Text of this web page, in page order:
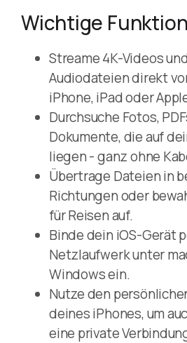
Wichtige
Streame 4K-Videos
Audiodateien direkt
iPhone, iPad oder
Durchsuche Fotos,
Dokumente, die auf
liegen - ganz ohne
Übertrage Dateien in
Richtungen oder
für Reisen auf.
Binde dein iOS-Gerät
Netzlaufwerk unter
Windows ein.
Nutze den
deines iPhones, um
eine private